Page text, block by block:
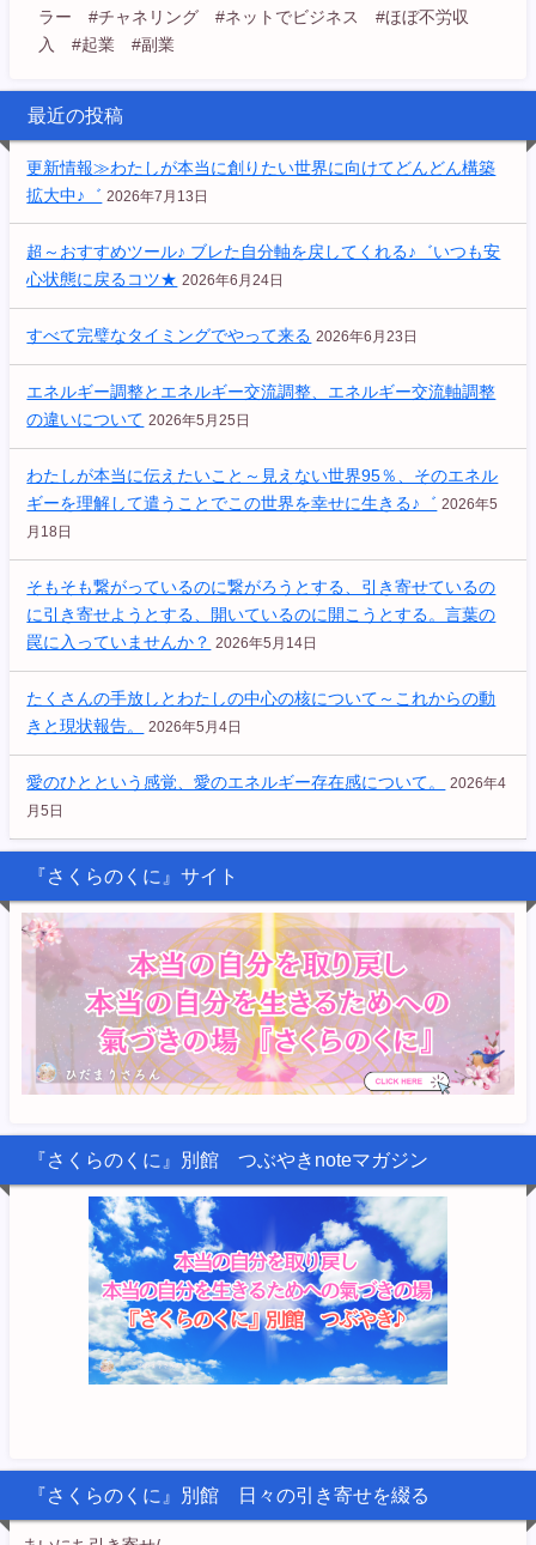
ラー #チャネリング #ネットでビジネス #ほぼ不労収
入 #起業 #副業
最近の投稿
更新情報≫わたしが本当に創りたい世界に向けてどんどん構築
拡大中♪゛ 2026年7月13日
超～おすすめツール♪ ブレた自分軸を戻してくれる♪゛いつも安
心状態に戻るコツ★ 2026年6月24日
すべて完璧なタイミングでやって来る 2026年6月23日
エネルギー調整とエネルギー交流調整、エネルギー交流軸調整
の違いについて 2026年5月25日
わたしが本当に伝えたいこと～見えない世界95％、そのエネル
ギーを理解して遣うことでこの世界を幸せに生きる♪゛ 2026年5
月18日
そもそも繋がっているのに繋がろうとする、引き寄せているの
に引き寄せようとする、開いているのに開こうとする。言葉の
罠に入っていませんか？
2026年5月14日
たくさんの手放しとわたしの中心の核について～これからの動
きと現状報告。
2026年5月4日
愛のひとという感覚、愛のエネルギー存在感について。
2026年4
月5日
『さくらのくに』サイト
『さくらのくに』別館 つぶやきnoteマガジン
『さくらのくに』別館 日々の引き寄せを綴る